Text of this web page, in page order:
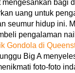
mengesankan bagi
uang untuk
seumur hidup ini.
pengalaman
Gondola di
Big A
foto-foto